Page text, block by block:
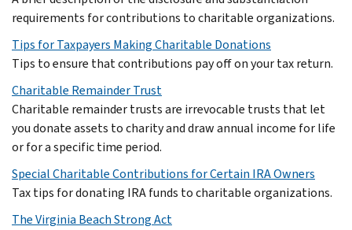
requirements for contributions to charitable organizations.
Tips for Taxpayers Making Charitable Donations
Tips to ensure that contributions pay off on your tax return.
Charitable Remainder Trust
Charitable remainder trusts are irrevocable trusts that let
you donate assets to charity and draw annual income for life
or for a specific time period.
Special Charitable Contributions for Certain IRA Owners
Tax tips for donating IRA funds to charitable organizations.
The Virginia Beach Strong Act